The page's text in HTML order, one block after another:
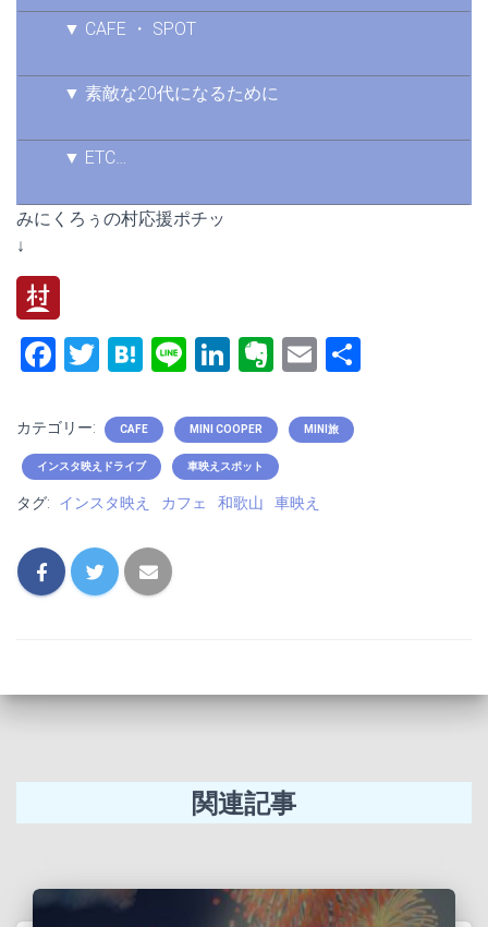
▼ CAFE ・ SPOT
▼ 素敵な20代になるために
▼ ETC…
みにくろぅの村応援ポチッ
↓
F
ce
b
o
T
tt
er
H
e
n
a
Li
e
Li
e
dI
n
E
rn
ot
e
E
ai
カテゴリー: CAFE MINI COOPER MINI旅
インスタ映えドライブ 車映えスポット
タグ: インスタ映え カフェ 和歌山 車映え
関連記事